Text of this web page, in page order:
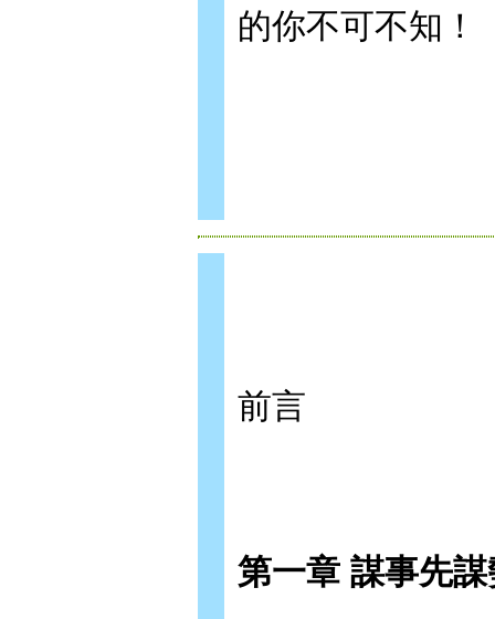
的你不可不知！
前言
第一章 謀事先